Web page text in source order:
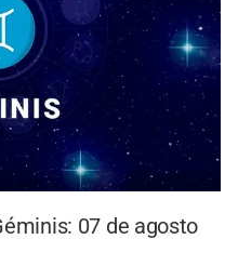
07 de agosto